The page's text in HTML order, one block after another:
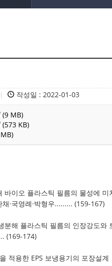
| 작성일 : 2022-01-03
(9 MB)
KB)
바이오 플라스틱 필름의 물성에 미
채·국영례·박형우......... (159-167)
분해 플라스틱 필름의 인장강도와
(169-174)
적용한 EPS 보냉용기의 포장설계